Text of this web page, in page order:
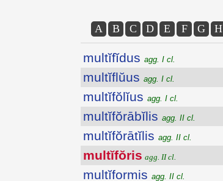
A B C D E F G H
multĭfĭdus agg. I cl.
multĭflŭus agg. I cl.
multĭfŏlĭus agg. I cl.
multĭfŏrābĭlis agg. II cl.
multĭfŏrātĭlis agg. II cl.
multĭfŏris agg. II cl.
multĭformis agg. II cl.